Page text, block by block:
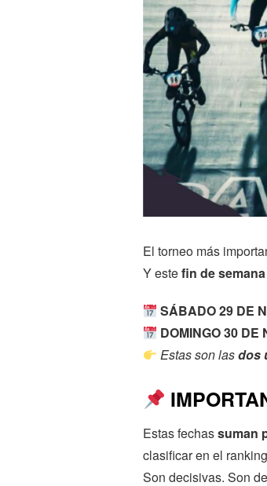
El torneo más
Y estefin de
SÁBADO 29 DE
DOMINGO 30 DE
Estas son lasdos
Estas fechassuman
clasificar en el
Son decisivas. Son